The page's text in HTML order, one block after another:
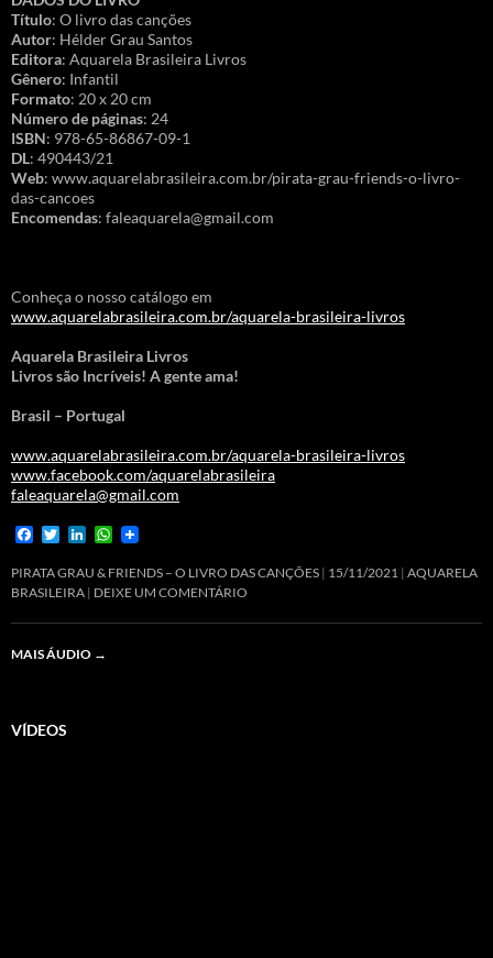
Título: O livro das canções
Autor: Hélder Grau Santos
Editora: Aquarela Brasileira Livros
Gênero: Infantil
Formato: 20 x 20 cm
Número de páginas: 24
ISBN: 978-65-86867-09-1
DL: 490443/21
Web: www.aquarelabrasileira.com.br/pirata-grau-friends-o-livro-
das-cancoes
Encomendas: faleaquarela@gmail.com
Conheça o nosso catálogo em
www.aquarelabrasileira.com.br/aquarela-brasileira-livros
Aquarela Brasileira Livros
Livros são Incríveis! A gente ama!
Brasil – Portugal
www.aquarelabrasileira.com.br/aquarela-brasileira-livros
www.facebook.com/aquarelabrasileira
faleaquarela@gmail.com
F
c
e
o
k
i
t
e
n
k
e
d
n
W
a
t
A
PIRATA GRAU & FRIENDS – O LIVRO DAS CANÇÕES 15/11/2021 AQUARELA
BRASILEIRA DEIXE UM COMENTÁRIO
MAIS ÁUDIO →
VÍDEOS